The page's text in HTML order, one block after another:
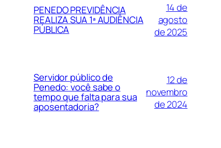
PENEDO PREVIDÊNCIA
REALIZA SUA 1ª AUDIÊNCIA
PÚBLICA
14 de
agosto
de 2025
Servidor público de
Penedo: você sabe o
tempo que falta para sua
aposentadoria?
12 de
novembro
de 2024